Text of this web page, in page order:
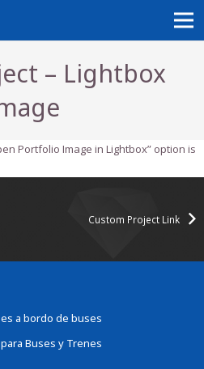
– Lightbox
Portfolio Image in Lightbox” option is
Custom Project Link
a bordo de buses
Buses y Trenes